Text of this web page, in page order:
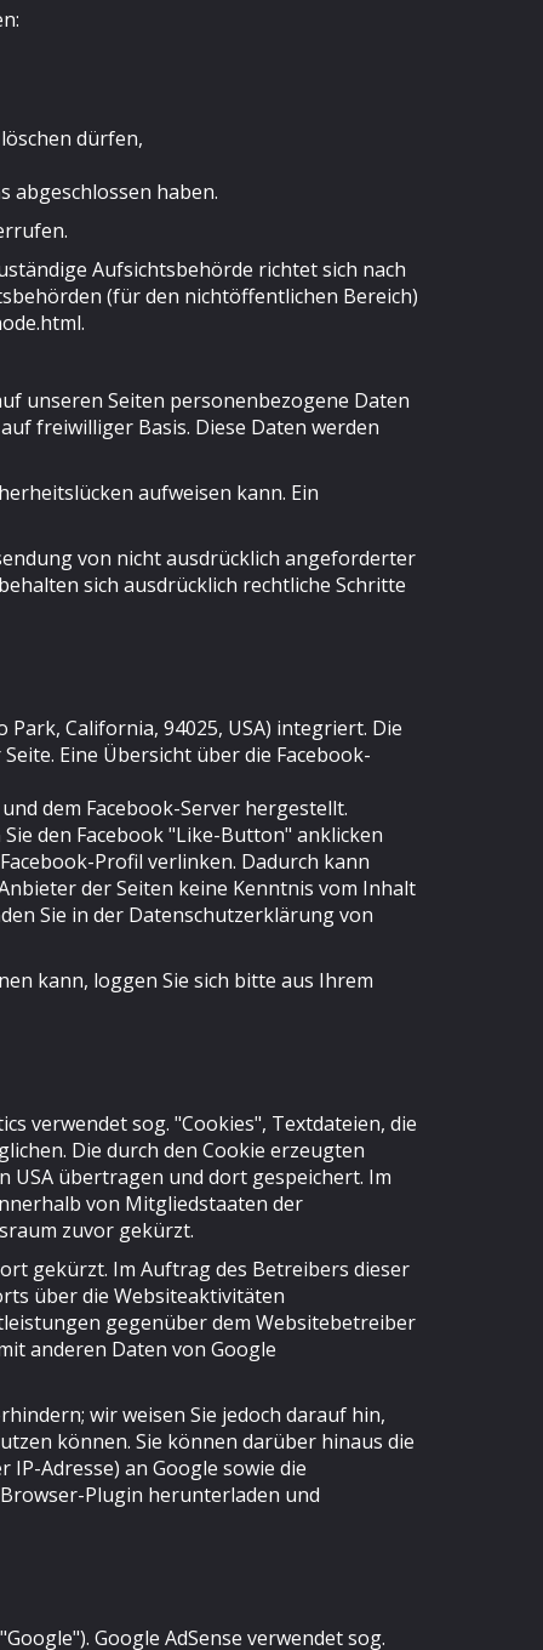
dürfen,
abgeschlossen haben.
Aufsichtsbehörde richtet sich nach
(für den nichtöffentlichen Bereich)
unseren Seiten personenbezogene Daten
freiwilliger Basis. Diese Daten werden
aufweisen kann. Ein
von nicht ausdrücklich angeforderter
sich ausdrücklich rechtliche Schritte
California, 94025, USA) integriert. Die
Eine Übersicht über die Facebook-
dem Facebook-Server hergestellt.
den Facebook "Like-Button" anklicken
Profil verlinken. Dadurch kann
der Seiten keine Kenntnis vom Inhalt
Sie in der Datenschutzerklärung von
kann, loggen Sie sich bitte aus Ihrem
verwendet sog. "Cookies", Textdateien, die
Die durch den Cookie erzeugten
USA übertragen und dort gespeichert. Im
von Mitgliedstaaten der
zuvor gekürzt.
gekürzt. Im Auftrag des Betreibers dieser
über die Websiteaktivitäten
gegenüber dem Websitebetreiber
anderen Daten von Google
wir weisen Sie jedoch darauf hin,
können. Sie können darüber hinaus die
Adresse) an Google sowie die
Plugin herunterladen und
Google AdSense verwendet sog.